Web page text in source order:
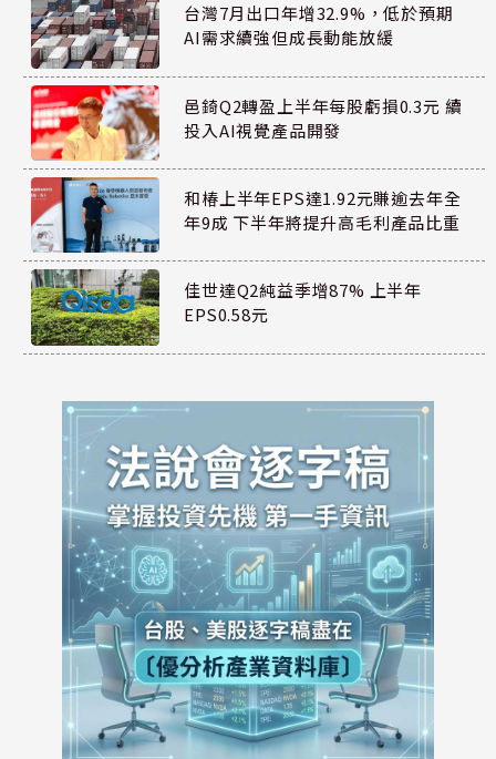
台灣7月出口年增32.9%，低於預期
AI需求續強但成長動能放緩
邑錡Q2轉盈上半年每股虧損0.3元 續
投入AI視覺產品開發
和椿上半年EPS達1.92元賺逾去年全
年9成 下半年將提升高毛利產品比重
佳世達Q2純益季增87% 上半年
EPS0.58元